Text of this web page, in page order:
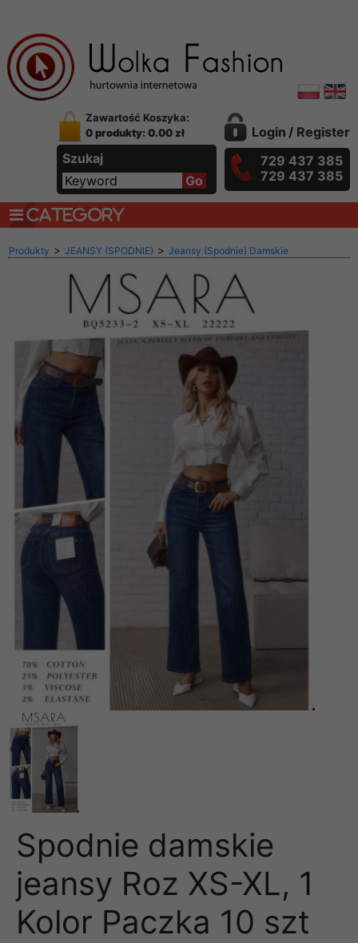
Zawartość Koszyka:
0 produkty: 0.00 zł
Szukaj
Login / Register
729 437 385
729 437 385
CATEGORY
Produkty > JEANSY (SPODNIE) > Jeansy (Spodnie) Damskie
Spodnie damskie
jeansy Roz XS-XL, 1
Kolor Paczka 10 szt